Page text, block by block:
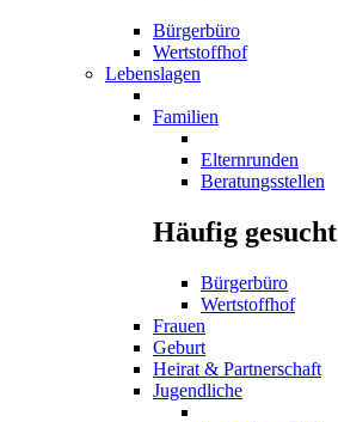
Bürgerbüro
Wertstoffhof
Lebenslagen
Familien
Elternrunden
Beratungsstellen
Häufig gesucht
Bürgerbüro
Wertstoffhof
Frauen
Geburt
Heirat & Partnerschaft
Jugendliche